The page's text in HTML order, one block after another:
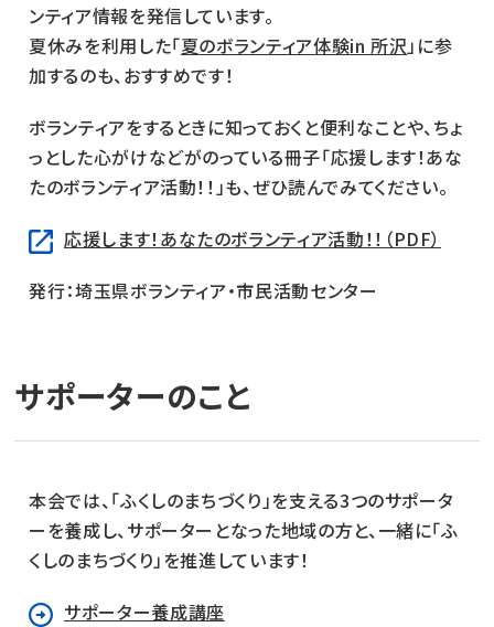
ンティア情報を発信しています。
夏休みを利用した「夏のボランティア体験in 所沢」に参
加するのも、おすすめです！
ボランティアをするときに知っておくと便利なことや、ちょ
っとした心がけなどがのっている冊子「応援します！あな
たのボランティア活動！！」も、ぜひ読んでみてください。
応援します！あなたのボランティア活動！！（PDF）
発行：埼玉県ボランティア・市民活動センター
サポーターのこと
本会では、「ふくしのまちづくり」を支える3つのサポータ
ーを養成し、サポーターとなった地域の方と、一緒に「ふ
くしのまちづくり」を推進しています！
サポーター養成講座